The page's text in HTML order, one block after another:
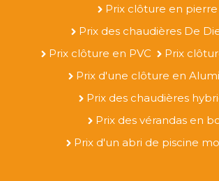
Prix clôture en pierre
Prix des chaudières De
Prix clôture en PVC
Prix
Prix d'une clôture en
Prix des chaudières
Prix des vérandas en
Prix d'un abri de piscine